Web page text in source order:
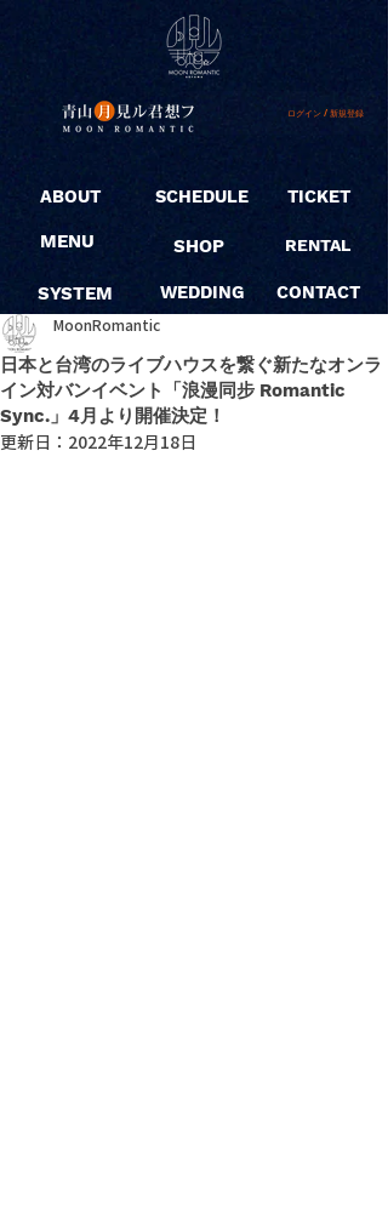
ログイン / 新規登録
ABOUT
MENU
SYSTEM
SCHEDULE
SHOP
WEDDING
TICKET
RENTAL
CONTACT
日本と台湾のライブハウスを繋ぐ新たなオンラ
イン対バンイベント「浪漫同步 Romantic
Sync.」4月より開催決定！
MoonRomantic
更新日： 2022年12月18日